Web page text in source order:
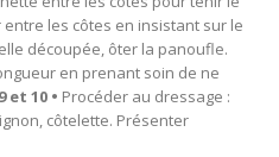
entre les côtes en insistant sur le
découpée, ôter la panoufle.
en prenant soin de ne
et 10 • Procéder au dressage :
côtelette. Présenter